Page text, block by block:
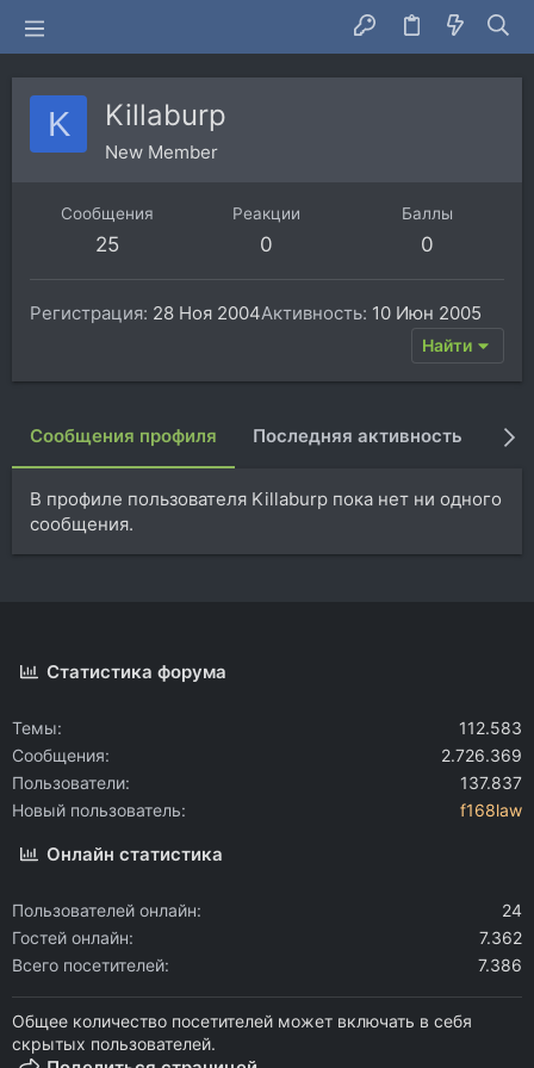
K Killaburp
New Member
Сообщения
25
Реакции
0
Баллы
0
Регистрация 28 Ноя 2004Активность 10 Июн 2005
Найти
Сообщения профиля Последняя активность
В профиле пользователя Killaburp пока нет ни одного
сообщения.
Статистика форума
Темы
112.583
Сообщения
2.726.369
Пользователи
137.837
Новый пользователь
f168law
Онлайн статистика
Пользователей онлайн
24
Гостей онлайн
7.362
Всего посетителей
7.386
Общее количество посетителей может включать в себя
скрытых пользователей.